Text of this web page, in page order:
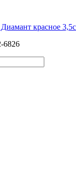
красное
6826